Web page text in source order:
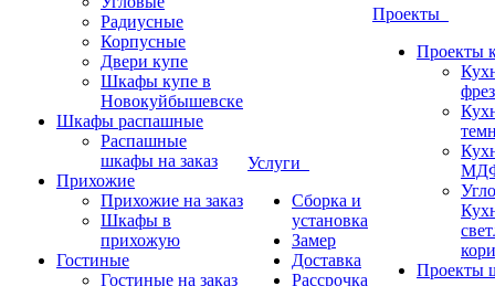
Радиусные
Корпусные
Двери купе
Шкафы купе в
Новокуйбышевске
Шкафы распашные
Распашные
шкафы на заказ
Прихожие
Прихожие на заказ
Шкафы в
прихожую
Гостиные
Гостиные на заказ
Услуги
Сборка и
установка
Замер
Доставка
Рассрочка
Проекты
Проекты
МДФ
Проекты